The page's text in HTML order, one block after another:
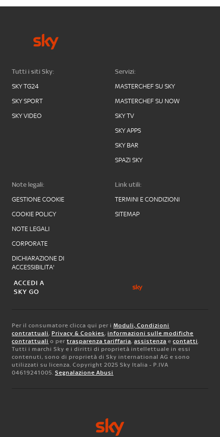
Tutti i siti Sky:
SKY TG24
SKY SPORT
SKY VIDEO
Servizi:
MASTERCHEF SU SKY
MASTERCHEF SU NOW
SKY TV
SKY APPS
SKY BAR
SPAZI SKY
Note legali:
GESTIONE COOKIE
COOKIE POLICY
NOTE LEGALI
CORPORATE
DICHIARAZIONE DI
ACCESSIBILITA'
Link utili:
TERMINI E CONDIZIONI
SITEMAP
ACCEDI A
SKY GO
Per il consumatore clicca qui per i Moduli, Condizioni
contrattuali, Privacy & Cookies, informazioni sulle modifiche
contrattuali o per trasparenza tariffaria, assistenza e contatti.
Tutti i marchi Sky e i diritti di proprietà intellettuale in essi
contenuti, sono di proprietà di Sky international AG e sono
utilizzati su licenza. Copyright 2025 Sky Italia - P.IVA
04619241005. Segnalazione Abusi